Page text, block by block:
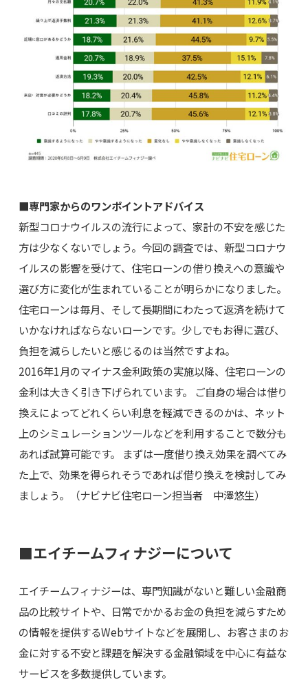
■専門家からのワンポイントアドバイス
新型コロナウイルスの流行によって、家計の不安を感じた
方は少なくないでしょう。今回の調査では、新型コロナウ
イルスの影響を受けて、住宅ローンの借り換えへの意識や
選び方に変化が生まれていることが明らかになりました。
住宅ローンは毎月、そして長期間にわたって返済を続けて
いかなければならないローンです。少しでもお得に選び、
負担を減らしたいと感じるのは当然ですよね。
2016年1月のマイナス金利政策の実施以降、住宅ローンの
金利は大きく引き下げられています。 ご自身の場合は借り
換えによってどれくらい利息を軽減できるのかは、ネット
上のシミュレーションツールなどを利用することで数分も
あれば試算可能です。 まずは一度借り換え効果を調べてみ
た上で、効果を得られそうであれば借り換えを検討してみ
ましょう。（ナビナビ住宅ローン担当者 中澤悠生）
■エイチームフィナジーについて
エイチームフィナジーは、専門知識がないと難しい金融商
品の比較サイトや、日常でかかるお金の負担を減らすため
の情報を提供するWebサイトなどを展開し、お客さまのお
金に対する不安と課題を解決する金融領域を中心に有益な
サービスを多数提供しています。